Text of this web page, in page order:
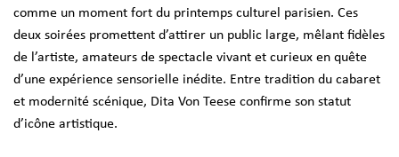
comme un moment fort du printemps culturel parisien. Ces
deux soirées promettent d’attirer un public large, mêlant fidèles
de l’artiste, amateurs de spectacle vivant et curieux en quête
d’une expérience sensorielle inédite. Entre tradition du cabaret
et modernité scénique, Dita Von Teese confirme son statut
d’icône artistique.